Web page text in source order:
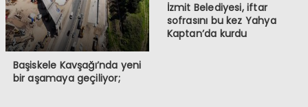
Başiskele Kavşağı’nda yeni
bir aşamaya geçiliyor;
İzmit Belediyesi, iftar
sofrasını bu kez Yahya
Kaptan’da kurdu